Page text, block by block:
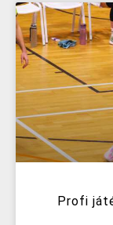
Profi